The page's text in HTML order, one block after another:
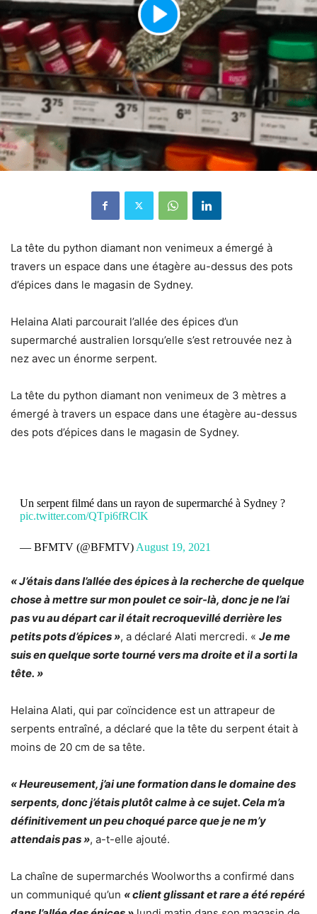
La tête du python diamant non venimeux a émergé à
travers un espace dans une étagère au-dessus des pots
d’épices dans le magasin de Sydney.
Helaina Alati parcourait l’allée des épices d’un
supermarché australien lorsqu’elle s’est retrouvée nez à
nez avec un énorme serpent.
La tête du python diamant non venimeux de 3 mètres a
émergé à travers un espace dans une étagère au-dessus
des pots d’épices dans le magasin de Sydney.
Un serpent filmé dans un rayon de supermarché à Sydney ?
pic.twitter.com/QTpi6fRClK
— BFMTV (@BFMTV) August 19, 2021
« J’étais dans l’allée des épices à la recherche de quelque
chose à mettre sur mon poulet ce soir-là, donc je ne l’ai
pas vu au départ car il était recroquevillé derrière les
petits pots d’épices », a déclaré Alati mercredi. « Je me
suis en quelque sorte tourné vers ma droite et il a sorti la
tête. »
Helaina Alati, qui par coïncidence est un attrapeur de
serpents entraîné, a déclaré que la tête du serpent était à
moins de 20 cm de sa tête.
« Heureusement, j’ai une formation dans le domaine des
serpents, donc j’étais plutôt calme à ce sujet. Cela m’a
définitivement un peu choqué parce que je ne m’y
attendais pas », a-t-elle ajouté.
La chaîne de supermarchés Woolworths a confirmé dans
un communiqué qu’un « client glissant et rare a été repéré